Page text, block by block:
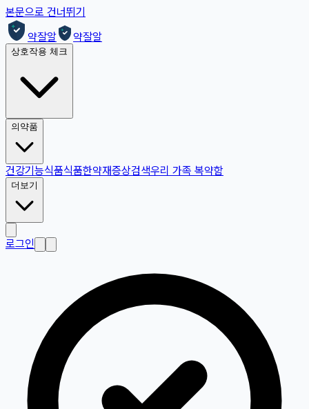
본문으로 건너뛰기
약잘알
약잘알
상호작용 체크
의약품
건강기능식품식품한약재증상검색우리 가족 복약함
더보기
로그인